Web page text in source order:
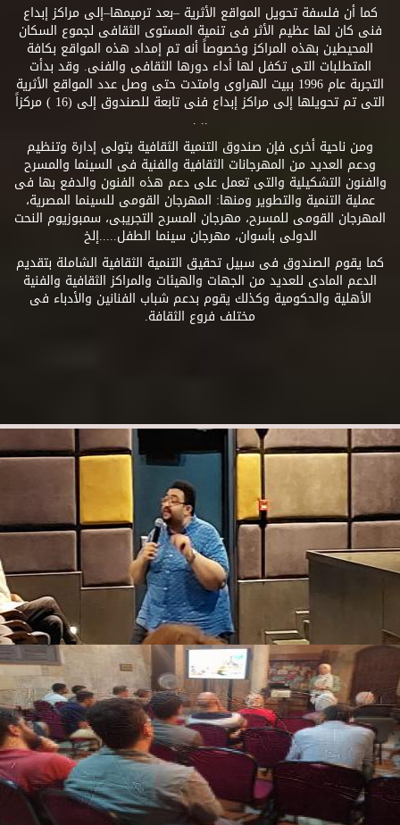
كما أن فلسفة تحويل المواقع الأثرية –بعد ترميمها–إلى مراكز إبداع
فنى كان لها عظيم الأثر فى تنمية المستوى الثقافى لجموع السكان
المحيطين بهذه المراكز وخصوصاً أنه تم إمداد هذه المواقع بكافة
المتطلبات التى تكفل لها أداء دورها الثقافى والفنى. وقد بدأت
التجربة عام 1996 ببيت الهراوى وامتدت حتى وصل عدد المواقع الأثرية
التى تم تحويلها إلى مراكز إبداع فنى تابعة للصندوق إلى (16 ) مركزاً
.. .
ومن ناحية أخرى فإن صندوق التنمية الثقافية يتولى إدارة وتنظيم
ودعم العديد من المهرجانات الثقافية والفنية فى السينما والمسرح
والفنون التشكيلية والتى تعمل على دعم هذه الفنون والدفع بها فى
عملية التنمية والتطوير ومنها: المهرجان القومى للسينما المصرية،
المهرجان القومى للمسرح، مهرجان المسرح التجريبى، سمبوزيوم النحت
الدولى بأسوان، مهرجان سينما الطفل.....إلخ
كما يقوم الصندوق فى سبيل تحقيق التنمية الثقافية الشاملة بتقديم
الدعم المادى للعديد من الجهات والهيئات والمراكز الثقافية والفنية
الأهلية والحكومية وكذلك يقوم بدعم شباب الفنانين والأدباء فى
مختلف فروع الثقافة.